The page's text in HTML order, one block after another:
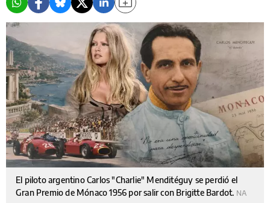
El piloto argentino Carlos "Charlie" Menditéguy se perdió el
Gran Premio de Mónaco 1956 por salir con Brigitte Bardot. NA